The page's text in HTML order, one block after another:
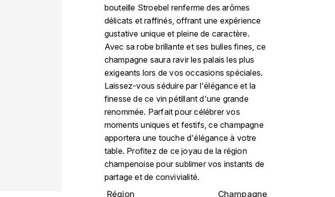
bouteille Stroebel renferme des arômes
délicats et raffinés, offrant une expérience
gustative unique et pleine de caractère.
Avec sa robe brillante et ses bulles fines, ce
champagne saura ravir les palais les plus
exigeants lors de vos occasions spéciales.
Laissez-vous séduire par l'élégance et la
finesse de ce vin pétillant d'une grande
renommée. Parfait pour célébrer vos
moments uniques et festifs, ce champagne
apportera une touche d'élégance à votre
table. Profitez de ce joyau de la région
champenoise pour sublimer vos instants de
partage et de convivialité.
Région
Champagne